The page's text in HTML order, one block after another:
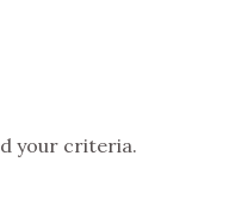
your criteria.